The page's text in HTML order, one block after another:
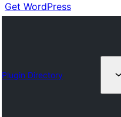
Get WordPress
Plugin Directory